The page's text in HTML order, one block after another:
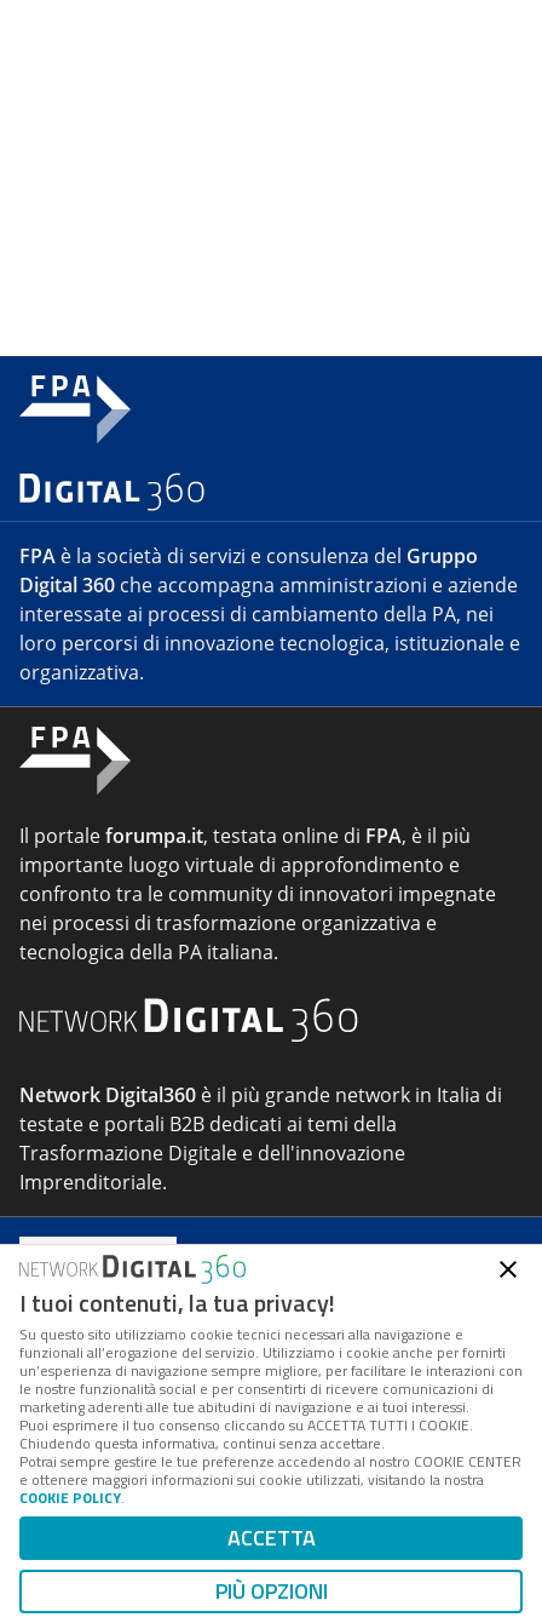
FPA è la società di servizi e consulenza del Gruppo
Digital 360 che accompagna amministrazioni e aziende
interessate ai processi di cambiamento della PA, nei
loro percorsi di innovazione tecnologica, istituzionale e
organizzativa.
Il portaleforumpa.it, testata online di FPA, è il più
importante luogo virtuale di approfondimento e
confronto tra le community di innovatori impegnate
nei processi di trasformazione organizzativa e
tecnologica della PA italiana.
Network Digital360 è il più grande network in Italia di
testate e portali B2B dedicati ai temi della
Trasformazione Digitale e dell'innovazione
Imprenditoriale.
Seguici
About Tags Privacy & Cookie Cookie Center
Indirizzo:Via del Porto Fluviale 67/d – 00154 Roma
Contatti:
info@forumpa.it- tel. 06 684251 - fax. 06
68425433
I tuoi contenuti, la tua privacy!
Su questo sito utilizziamo cookie tecnici necessari alla navigazione e
funzionali all’erogazione del servizio. Utilizziamo i cookie anche per fornirti
un’esperienza di navigazione sempre migliore, per facilitare le interazioni con
le nostre funzionalità social e per consentirti di ricevere comunicazioni di
marketing aderenti alle tue abitudini di navigazione e ai tuoi interessi.
Puoi esprimere il tuo consenso cliccando su ACCETTA TUTTI I COOKIE.
Chiudendo questa informativa, continui senza accettare.
Potrai sempre gestire le tue preferenze accedendo al nostro COOKIE CENTER
e ottenere maggiori informazioni sui cookie utilizzati, visitando la nostra
COOKIE POLICY.
ACCETTA
PIÙ OPZIONI